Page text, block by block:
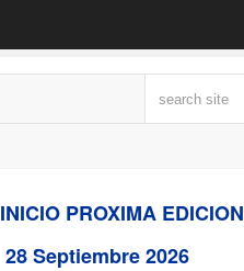
INICIO PROXIMA EDICION
28 Septiembre 2026